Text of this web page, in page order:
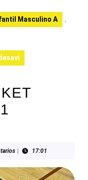
Masculino A ,
17:01